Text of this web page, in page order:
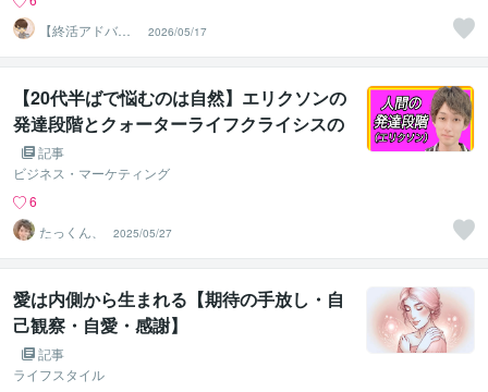
【終活アドバイ
ザー・雑談】せ
いお
2026/05/17
【20代半ばで悩むのは自然】エリクソンの
発達段階とクォーターライフクライシスの
関連性について
記事
ビジネス・マーケティング
6
たっくん、
2025/05/27
愛は内側から生まれる【期待の手放し・自
己観察・自愛・感謝】
記事
ライフスタイル